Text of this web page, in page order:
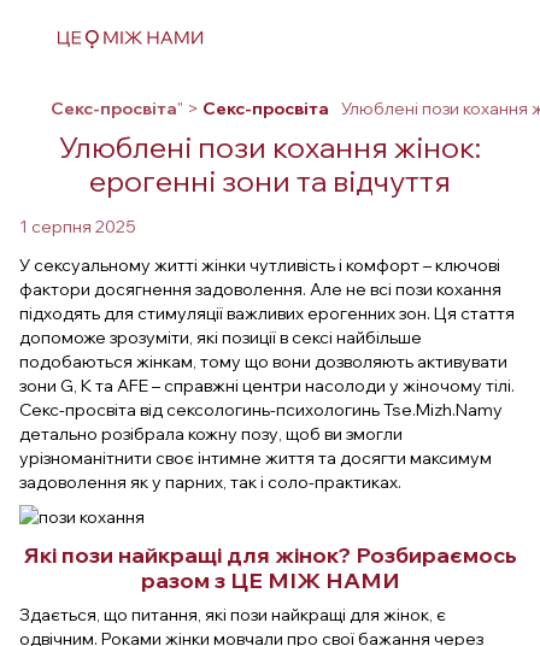
Секс-просвіта" > Секс-просвіта Улюблені пози кохання
Улюблені пози кохання жінок:
ерогенні зони та відчуття
1 серпня 2025
У сексуальному житті жінки чутливість і комфорт – ключові
фактори досягнення задоволення. Але не всі пози кохання
підходять для стимуляції важливих ерогенних зон. Ця стаття
допоможе зрозуміти, які позиції в сексі найбільше
подобаються жінкам, тому що вони дозволяють активувати
зони G, K та AFE – справжні центри насолоди у жіночому тілі.
Секс-просвіта від сексологинь-психологинь Tse.Mizh.Namy
детально розібрала кожну позу, щоб ви змогли
урізноманітнити своє інтимне життя та досягти максимум
задоволення як у парних, так і соло-практиках.
Які пози найкращі для жінок? Розбираємось
разом з ЦЕ МІЖ НАМИ
Здається, що питання, які пози найкращі для жінок, є
одвічним. Роками жінки мовчали про свої бажання через